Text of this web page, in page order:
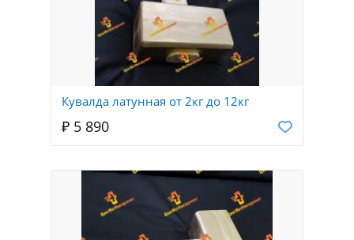
Кувалда латунная от 2кг до 12кг
₽ 5 890